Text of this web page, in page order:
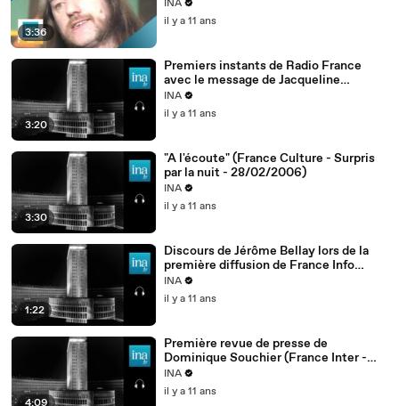
3:36
INA
il y a 11 ans
3:20
Premiers instants de Radio France
avec le message de Jacqueline
Baudrier (6 janvier 1975)
INA
il y a 11 ans
3:30
"A l'écoute" (France Culture - Surpris
par la nuit - 28/02/2006)
INA
il y a 11 ans
1:22
Discours de Jérôme Bellay lors de la
première diffusion de France Info
(France Inter - Inter Matin 6h30 - 1er
juin 1987)
INA
il y a 11 ans
Première revue de presse de
Dominique Souchier (France Inter -
Inter matin 8h - 06/12/1982)
INA
il y a 11 ans